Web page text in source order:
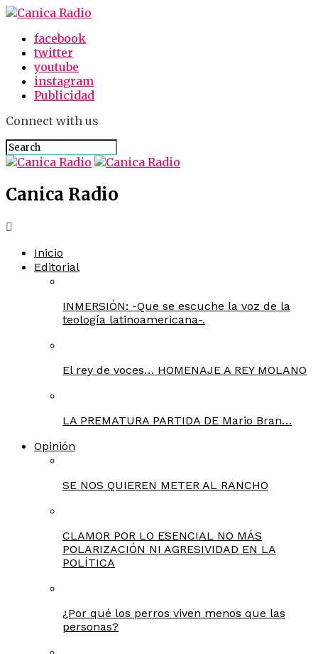
facebook
twitter
youtube
instagram
Publicidad
Connect with us
Canica Radio
Inicio
Editorial
INMERSIÓN: -Que se escuche la voz de la
teología latinoamericana-.
El rey de voces… HOMENAJE A REY MOLANO
LA PREMATURA PARTIDA DE Mario Bran…
Opinión
SE NOS QUIEREN METER AL RANCHO
CLAMOR POR LO ESENCIAL NO MÁS
POLARIZACIÓN NI AGRESIVIDAD EN LA
POLÍTICA
¿Por qué los perros viven menos que las
personas?